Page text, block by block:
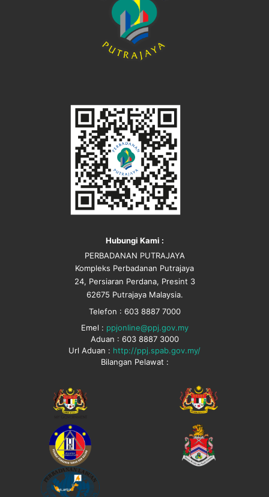
Hubungi Kami :
PERBADANAN PUTRAJAYA
Kompleks Perbadanan Putrajaya
24, Persiaran Perdana, Presint 3
62675 Putrajaya Malaysia.
Telefon : 603 8887 7000
Emel : ppjonline@ppj.gov.my
Aduan : 603 8887 3000
Url Aduan : http://ppj.spab.gov.my/
Bilangan Pelawat :